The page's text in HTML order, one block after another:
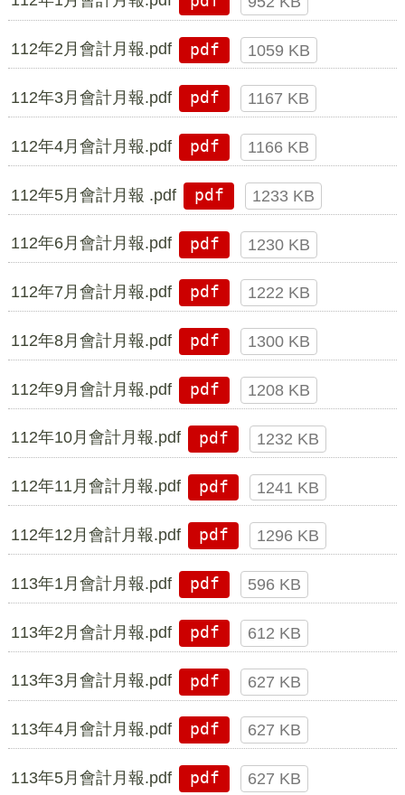
112年2月會計月報.pdf pdf 1059 KB
112年3月會計月報.pdf pdf 1167 KB
112年4月會計月報.pdf pdf 1166 KB
112年5月會計月報 .pdf pdf 1233 KB
112年6月會計月報.pdf pdf 1230 KB
112年7月會計月報.pdf pdf 1222 KB
112年8月會計月報.pdf pdf 1300 KB
112年9月會計月報.pdf pdf 1208 KB
112年10月會計月報.pdf pdf 1232 KB
112年11月會計月報.pdf pdf 1241 KB
112年12月會計月報.pdf pdf 1296 KB
113年1月會計月報.pdf pdf 596 KB
113年2月會計月報.pdf pdf 612 KB
113年3月會計月報.pdf pdf 627 KB
113年4月會計月報.pdf pdf 627 KB
113年5月會計月報.pdf pdf 627 KB